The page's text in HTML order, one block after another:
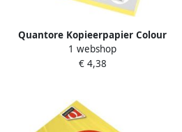
Quantore Kopieerpapier Colour
A4 120gr kanariegeel 100 vel
1 webshop
€ 4,38